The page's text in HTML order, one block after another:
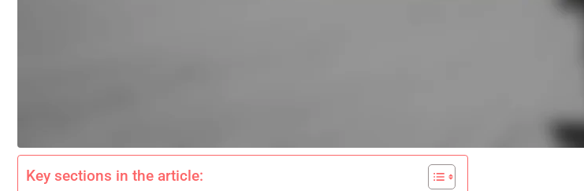
Key sections in the article: